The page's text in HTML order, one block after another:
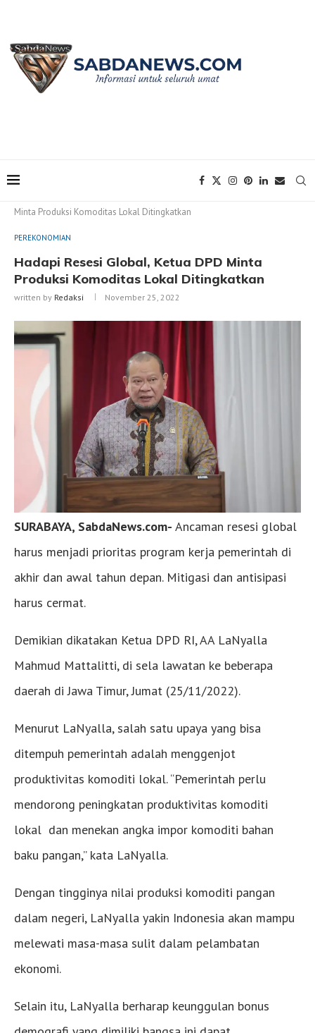
Minta Produksi Komoditas Lokal Ditingkatkan
PEREKONOMIAN
Hadapi Resesi Global, Ketua DPD Minta
Produksi Komoditas Lokal Ditingkatkan
written by Redaksi November 25, 2022
SURABAYA, SabdaNews.com- Ancaman resesi global
harus menjadi prioritas program kerja pemerintah di
akhir dan awal tahun depan. Mitigasi dan antisipasi
harus cermat.
Demikian dikatakan Ketua DPD RI, AA LaNyalla
Mahmud Mattalitti, di sela lawatan ke beberapa
daerah di Jawa Timur, Jumat (25/11/2022).
Menurut LaNyalla, salah satu upaya yang bisa
ditempuh pemerintah adalah menggenjot
produktivitas komoditi lokal. “Pemerintah perlu
mendorong peningkatan produktivitas komoditi
lokal dan menekan angka impor komoditi bahan
baku pangan,” kata LaNyalla.
Dengan tingginya nilai produksi komoditi pangan
dalam negeri, LaNyalla yakin Indonesia akan mampu
melewati masa-masa sulit dalam pelambatan
ekonomi.
Selain itu, LaNyalla berharap keunggulan bonus